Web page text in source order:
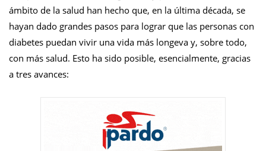
ámbito de la salud han hecho que, en la última década, se
hayan dado grandes pasos para lograr que las personas con
diabetes puedan vivir una vida más longeva y, sobre todo,
con más salud. Esto ha sido posible, esencialmente, gracias
a tres avances: